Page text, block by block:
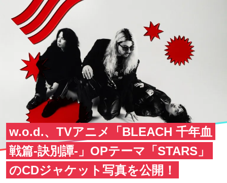
w.o.d.、TVアニメ「BLEACH 千年血
戦篇-訣別譚-」OPテーマ「STARS」
のCDジャケット写真を公開！